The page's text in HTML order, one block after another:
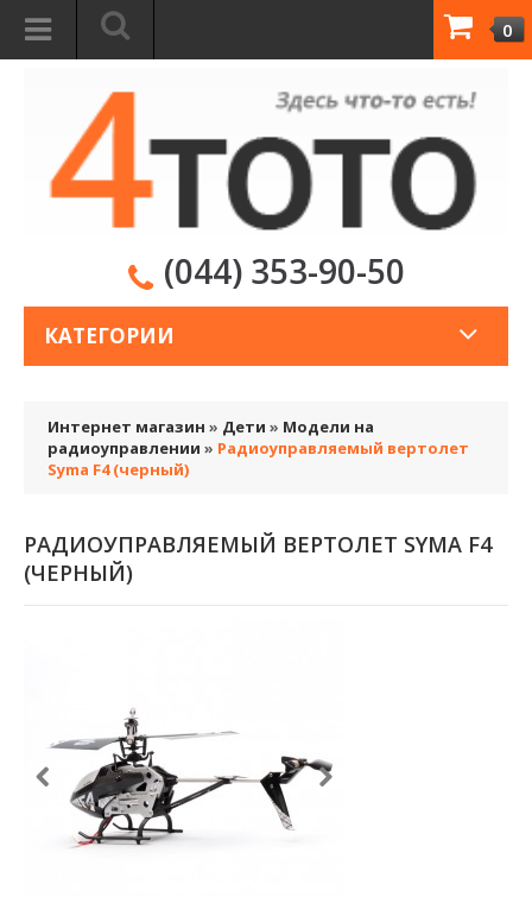
0
(044) 353-90-50
КАТЕГОРИИ
Интернет магазин » Дети » Модели на
радиоуправлении » Радиоуправляемый вертолет
Syma F4 (черный)
РАДИОУПРАВЛЯЕМЫЙ ВЕРТОЛЕТ SYMA F4
(ЧЕРНЫЙ)